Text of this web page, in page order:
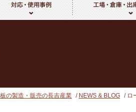
の製造・販売の長吉産業 / NEWS & BLOG / ロ